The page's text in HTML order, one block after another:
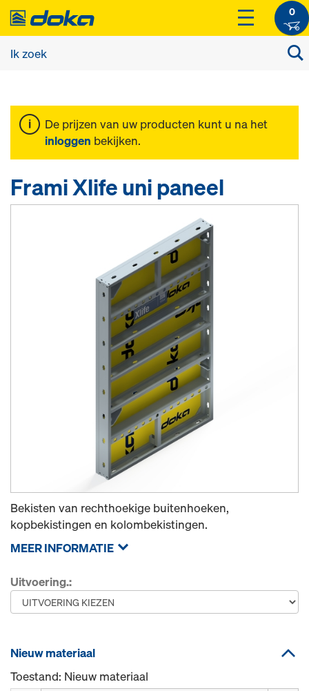
0
De prijzen van uw producten kunt u na het
inloggen bekijken.
Frami Xlife uni paneel
Bekisten van rechthoekige buitenhoeken,
kopbekistingen en kolombekistingen.
MEER INFORMATIE
Uitvoering.:
Nieuw materiaal
Toestand: Nieuw materiaal